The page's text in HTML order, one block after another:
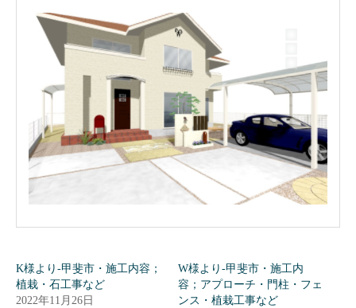
K様より-甲斐市・施工内容；
植栽・石工事など
2022年11月26日
W様より-甲斐市・施工内
容；アプローチ・門柱・フェ
ンス・植栽工事など